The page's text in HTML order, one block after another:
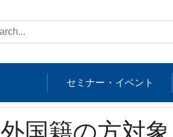
セミナー・イベント